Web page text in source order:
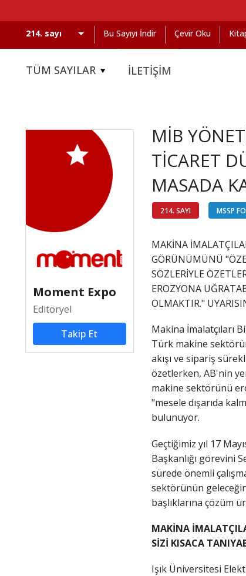
Bu Sayıyı İndir Çevir Oku
TÜM SAYILAR İLETİŞİM
Moment Expo
Editöryel
Takip Et
MİB
TİCARET
MASADA
214. SAYI MSSP
MAKİNA
GÖRÜNÜMÜNÜ
SÖZLERİYLE
EROZYONA
OLMAKTIR."
Makina İmalatçıları
Türk makine
akışı ve sipariş
özetlerken, AB'nin
makine sektörünü
"mesele dışarıda
bulunuyor.
Geçtiğimiz yıl 17
Başkanlığı görevini
sürede önemli
sektörünün
başlıklarına çözüm
MAKİNA
SİZİ KISACA
Işık Üniversitesi